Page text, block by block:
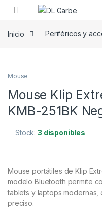
Inicio Periféricos y
Mouse
Mouse Klip
KMB-251BK
Stock:3 disponibles
Mouse portátiles de Klip
modelo Bluetooth permite
tablets y laptops
preciso.